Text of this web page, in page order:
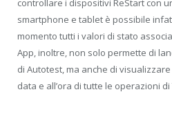
controllare i dispositivi ReStart con
smartphone e tablet è possibile
momento tutti i valori di stato
App, inoltre, non solo permette di
di Autotest, ma anche di
data e all’ora di tutte le operazioni